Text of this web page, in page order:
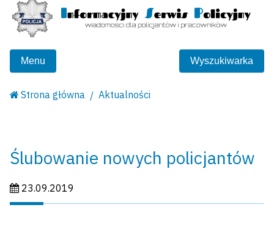
Menu Wyszukiwarka
Strona główna Aktualności
Ślubowanie nowych policjantów
Data publikacji:
23.09.2019